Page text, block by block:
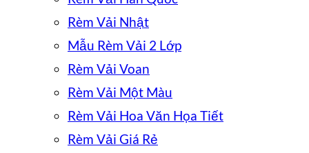
Rèm Vải Nhật
Mẫu Rèm Vải 2 Lớp
Rèm Vải Voan
Rèm Vải Một Màu
Rèm Vải Hoa Văn Họa Tiết
Rèm Vải Giá Rẻ